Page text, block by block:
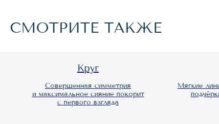
СМОТРИТЕ ТАКЖЕ
Круг
Совершенная симметрия
и максимальное сияние покорит
с первого взгляда
Мягкие линии